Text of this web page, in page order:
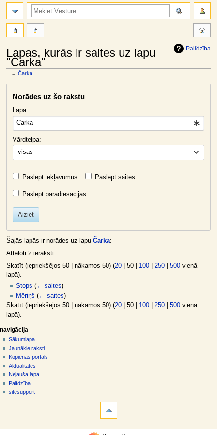
Palīdzība
Lapas, kurās ir saites uz lapu
"Čarka"
←Čarka
Norādes uz šo rakstu
Lapa:
Vārdtelpa:
visas
Paslēpt iekļāvumus Paslēpt saites
Paslēpt pāradresācijas
Aiziet
Šajās lapās ir norādes uz lapu Čarka:
Attēloti 2 ieraksti.
Skatīt (iepriekšējos 50| nākamos 50) (20| 50| 100| 250| 500vienā
lapā).
Stops (← saites)
Mēriņš (← saites)
Skatīt (iepriekšējos 50| nākamos 50) (20| 50| 100| 250| 500vienā
lapā).
N
a
v
g
ā
c
a
lapas darbības
raksts
diskusija
skatīt
aplūkot
kodu
vēsture
dalībnieka rīki
pieslēgties
navigācija
Sākumlapa
Jaunākie raksti
Kopienas portāls
Aktualitātes
Nejauša lapa
Palīdzība
sitesupport
meklēt
navigācija